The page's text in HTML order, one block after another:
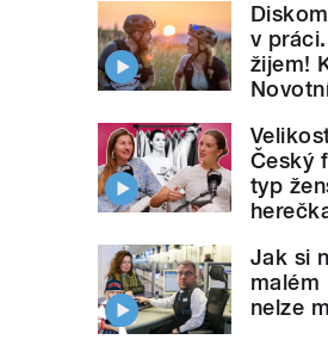
v
žijem!
Český
typ
Jak si
malém
nelze